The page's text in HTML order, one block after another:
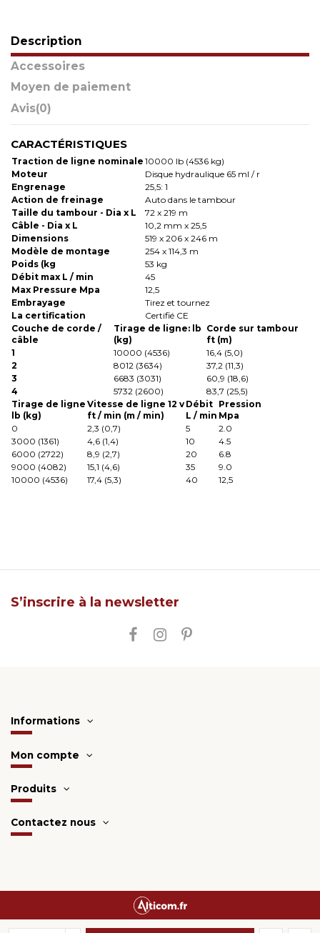
Description
Accessoires
Moyen de paiement
Avis(0)
CARACTÉRISTIQUES
Traction de ligne nominale 10000 lb (4536 kg)
Moteur
Disque hydraulique 65 ml / r
Engrenage
25,5: 1
Action de freinage
Auto dans le tambour
Taille du tambour - Dia x L
72 x 219 m
Câble - Dia x L
10,2 mm x 25,5
Dimensions
519 x 206 x 246 m
Modèle de montage
254 x 114,3 m
Poids (kg
53 kg
Débit max L / min
45
Max Pressure Mpa
12,5
Embrayage
Tirez et tournez
La certification
Certifié CE
Couche de corde /
câble
Tirage de ligne: lb
(kg)
Corde sur tambour
ft (m)
1
10000 (4536)
16,4 (5,0)
2
8012 (3634)
37,2 (11,3)
3
6683 (3031)
60,9 (18,6)
4
5732 (2600)
83,7 (25,5)
Tirage de ligne
lb (kg)
Vitesse de ligne 12 v
ft / min (m / min)
Débit
L / min
Pression
Mpa
0
2,3 (0,7) 5
2.0
3000 (1361)
4,6 (1,4) 10
4.5
6000 (2722)
8,9 (2,7) 20
6.8
9000 (4082)
15,1 (4,6) 35
9.0
10000 (4536)
17,4 (5,3) 40 12,5
S’inscrire à la newsletter
Informations
Mon compte
Produits
Contactez nous
Une créationAlticom.fr